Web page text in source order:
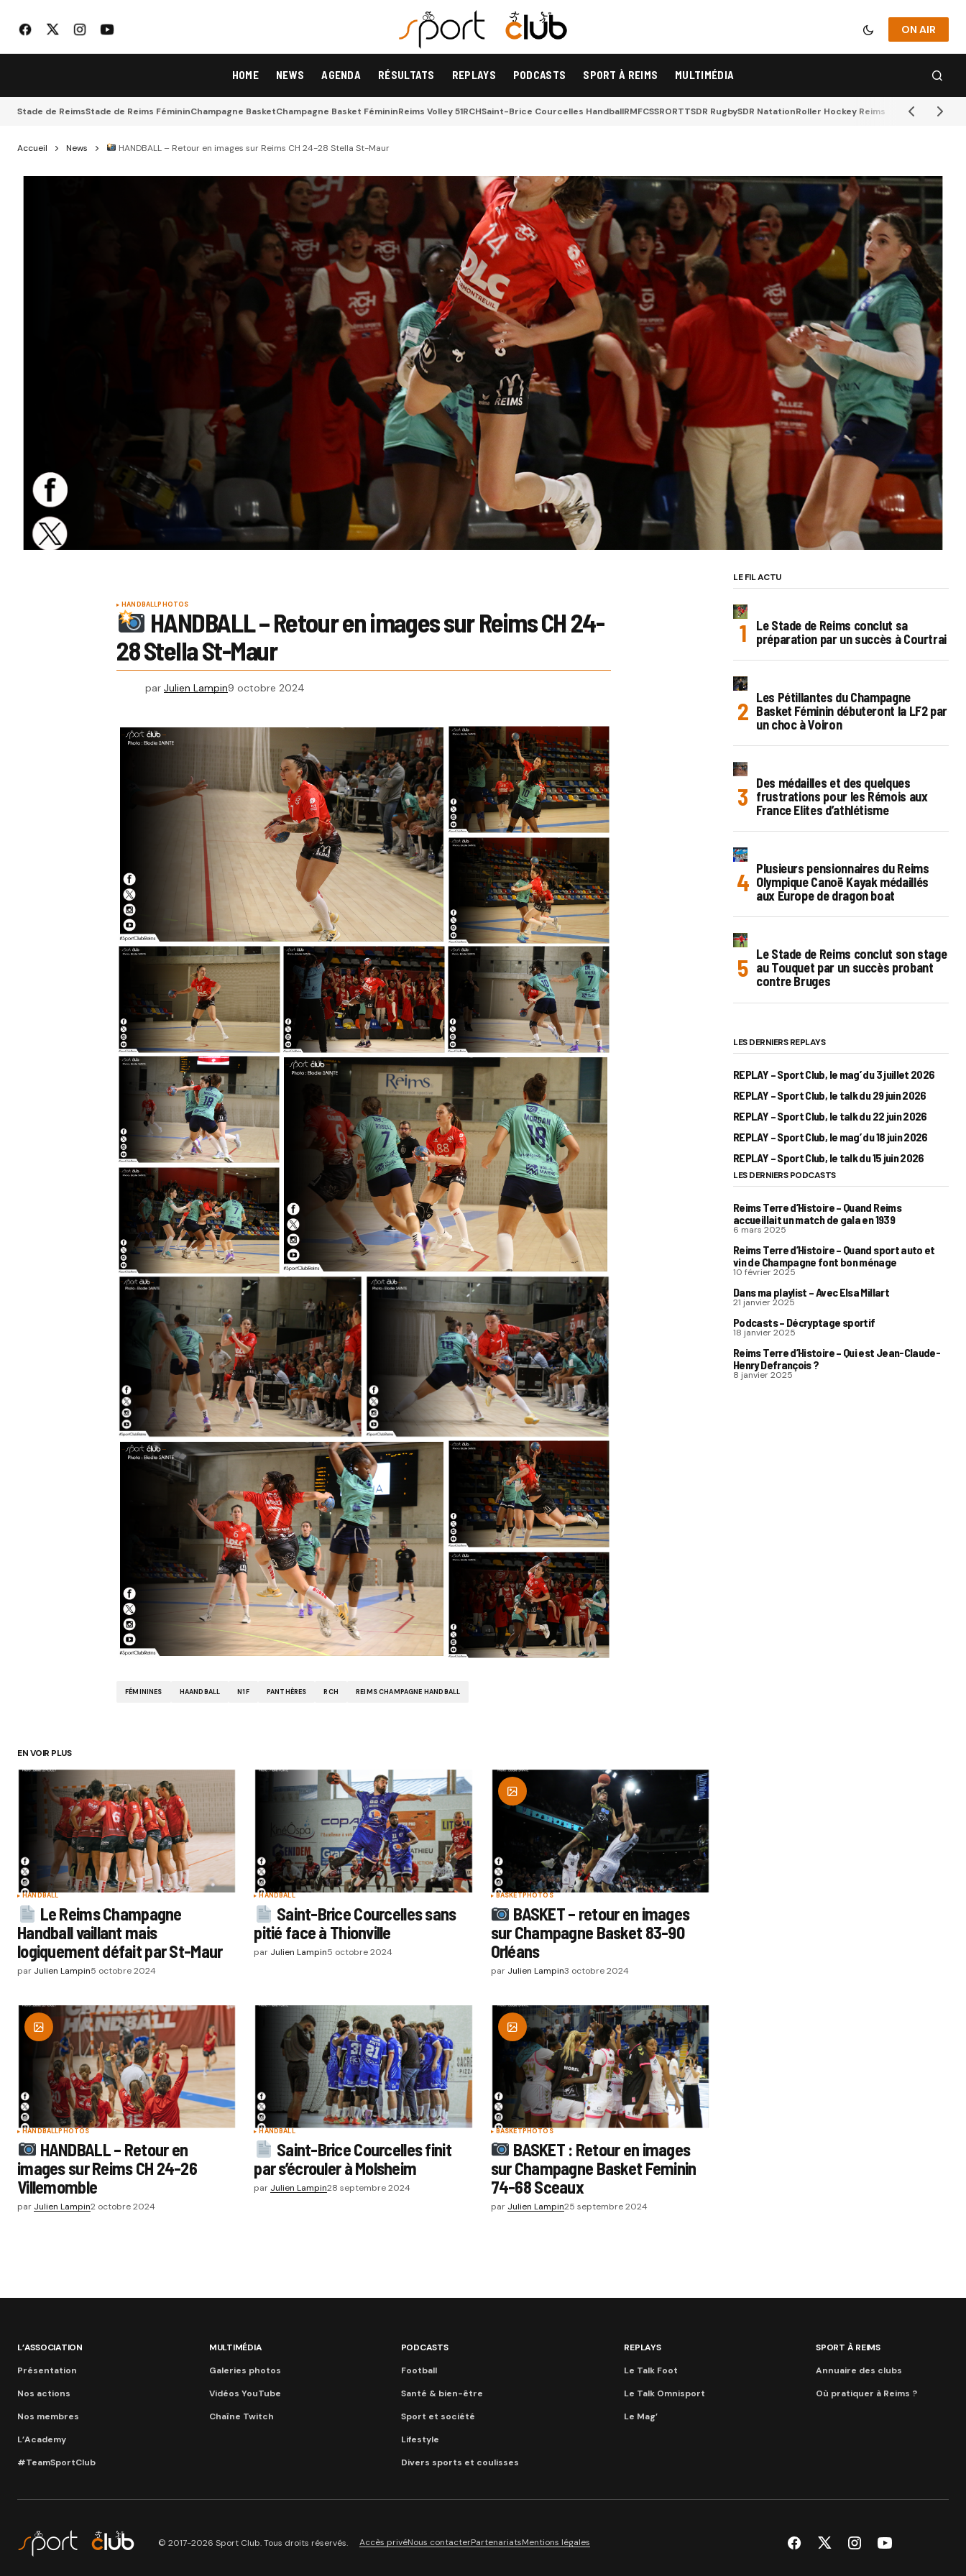
ON AIR
HOME NEWS AGENDA RÉSULTATS REPLAYS PODCASTS SPORT À REIMS MULTIMÉDIA
Stade de ReimsStade de Reims FémininChampagne BasketChampagne Basket FémininReims Volley 51RCHSaint-Brice Courcelles HandballRMFCSSRORTTSDR RugbySDR NatationRoller Hockey Reims
Accueil News HANDBALL – Retour en images sur Reims CH 24-28 Stella St-Maur
HANDBALLPHOTOS
HANDBALL – Retour en images sur Reims CH 24-
28 Stella St-Maur
par Julien Lampin9 octobre 2024
FÉMININES HAANDBALL N1F PANTHÈRES RCH REIMS CHAMPAGNE HANDBALL
EN VOIR PLUS
HANDBALL
Le Reims Champagne
Handball vaillant mais
logiquement défait par St-Maur
par Julien Lampin5 octobre 2024
HANDBALL
Saint-Brice Courcelles sans
pitié face à Thionville
par Julien Lampin5 octobre 2024
BASKET PHOTOS
BASKET – retour en images
sur Champagne Basket 83-90
Orléans
par Julien Lampin3 octobre 2024
HANDBALLPHOTOS
HANDBALL – Retour en
images sur Reims CH 24-26
Villemomble
par Julien Lampin2 octobre 2024
HANDBALL
Saint-Brice Courcelles finit
par s’écrouler à Molsheim
par Julien Lampin28 septembre 2024
BASKETPHOTOS
BASKET : Retour en images
sur Champagne Basket Feminin
74-68 Sceaux
par Julien Lampin25 septembre 2024
LE FIL ACTU
Le Stade de Reims conclut sa
préparation par un succès à Courtrai
Les Pétillantes du Champagne
Basket Féminin débuteront la LF2 par
un choc à Voiron
Des médailles et des quelques
frustrations pour les Rémois aux
France Elites d’athlétisme
Plusieurs pensionnaires du Reims
Olympique Canoë Kayak médaillés
aux Europe de dragon boat
Le Stade de Reims conclut son stage
au Touquet par un succès probant
contre Bruges
LES DERNIERS REPLAYS
REPLAY – Sport Club, le mag’ du 3 juillet 2026
REPLAY – Sport Club, le talk du 29 juin 2026
REPLAY – Sport Club, le talk du 22 juin 2026
REPLAY – Sport Club, le mag’ du 18 juin 2026
REPLAY – Sport Club, le talk du 15 juin 2026
LES DERNIERS PODCASTS
Reims Terre d’Histoire – Quand Reims
accueillait un match de gala en 1939
6 mars 2025
Reims Terre d’Histoire – Quand sport auto et
vin de Champagne font bon ménage
10 février 2025
Dans ma playlist – Avec Elsa Millart
21 janvier 2025
Podcasts – Décryptage sportif
18 janvier 2025
Reims Terre d’Histoire – Qui est Jean-Claude-
Henry Defrançois ?
8 janvier 2025
L’ASSOCIATION
Présentation
Nos actions
Nos membres
L’Academy
#TeamSportClub
MULTIMÉDIA
Galeries photos
Vidéos YouTube
Chaîne Twitch
PODCASTS
Football
Santé & bien-être
Sport et société
Lifestyle
Divers sports et coulisses
REPLAYS
Le Talk Foot
Le Talk Omnisport
Le Mag’
SPORT À REIMS
Annuaire des clubs
Où pratiquer à Reims ?
© 2017-2026 Sport Club. Tous droits réservés. Accès privéNous contacterPartenariatsMentions légales